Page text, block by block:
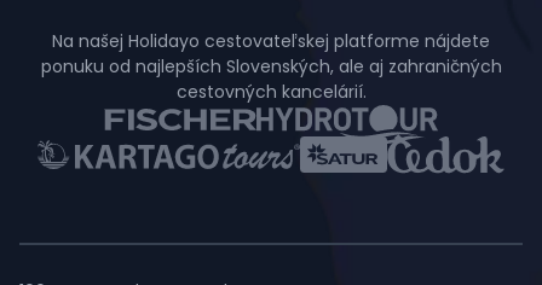
Na našej Holidayo cestovateľskej platforme nájdete
ponuku od najlepších Slovenských, ale aj zahraničných
cestovných kancelárií.